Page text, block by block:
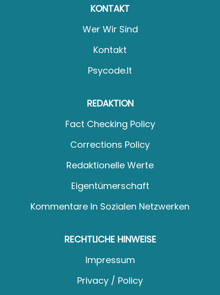
KONTAKT
Wer Wir Sind
Kontakt
Psycode.it
REDAKTION
Fact Checking Policy
Corrections Policy
Redaktionelle Werte
Eigentümerschaft
Kommentare In Sozialen Netzwerken
RECHTLICHE HINWEISE
Impressum
Privacy / Policy